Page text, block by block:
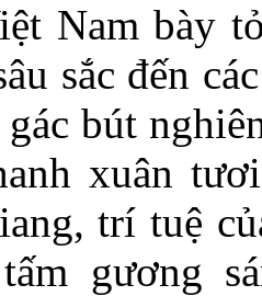
Nam bày
sắc đến
bút
xuân
trí tuệ
gương